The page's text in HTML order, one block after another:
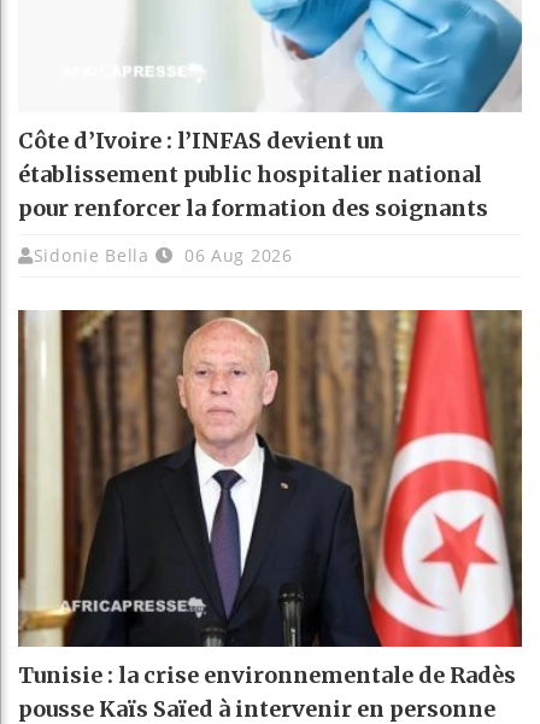
Côte d’Ivoire : l’INFAS devient un
établissement public hospitalier national
pour renforcer la formation des soignants
Sidonie Bella 06 Aug 2026
Tunisie : la crise environnementale de Radès
pousse Kaïs Saïed à intervenir en personne